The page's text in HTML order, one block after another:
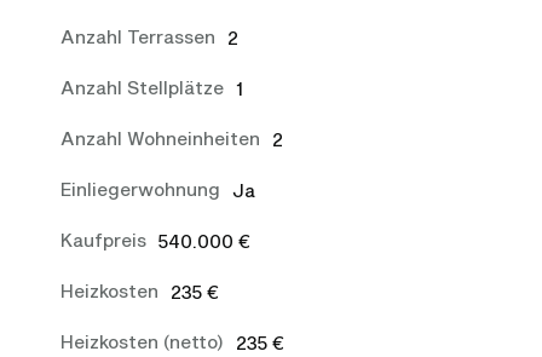
Anzahl Terrassen 2
Anzahl Stellplätze 1
Anzahl Wohneinheiten 2
Einliegerwohnung Ja
Kaufpreis 540.000 €
Heizkosten 235 €
Heizkosten (netto) 235 €